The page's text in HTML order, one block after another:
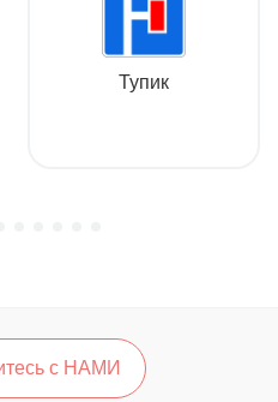
Тупик
с НАМИ